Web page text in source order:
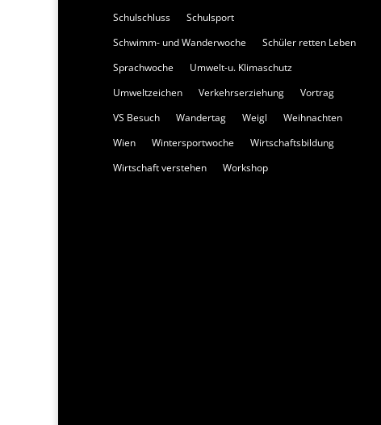
Schulschluss
Schulsport
Schwimm- und Wanderwoche
Schüler retten Leben
Sprachwoche
Umwelt-u. Klimaschutz
Umweltzeichen
Verkehrserziehung
Vortrag
VS Besuch
Wandertag Weigl
Weihnachten
Wien
Wintersportwoche
Wirtschaftsbildung
Wirtschaft verstehen
Workshop